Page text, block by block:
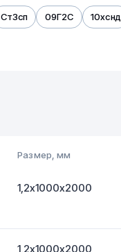
Ст3сп 09Г2С 10хснд
Размер, мм
1,2х1000х2000
1,2х1000х2000